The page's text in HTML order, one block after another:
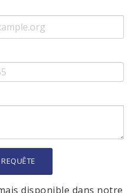
disponible dans notre